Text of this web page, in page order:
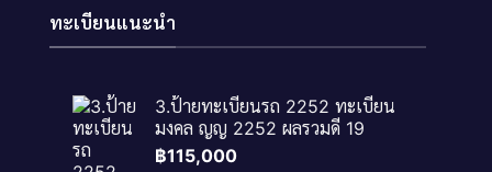
ทะเบียนแนะนำ
3.ป้ายทะเบียนรถ 2252 ทะเบียน
มงคล ญญ 2252 ผลรวมดี 19
฿115,000